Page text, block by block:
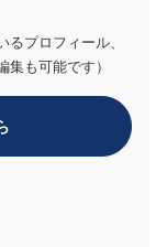
プロフィール、
も可能です）